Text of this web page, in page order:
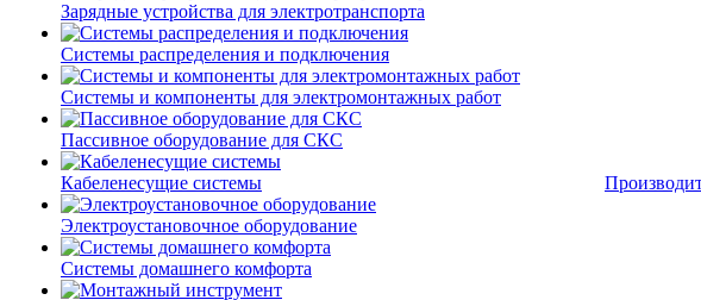
Зарядные устройства для электротранспорта
Системы распределения и подключения
Системы и компоненты для электромонтажных работ
Пассивное оборудование для СКС
Кабеленесущие системы
Электроустановочное оборудование
Системы домашнего комфорта